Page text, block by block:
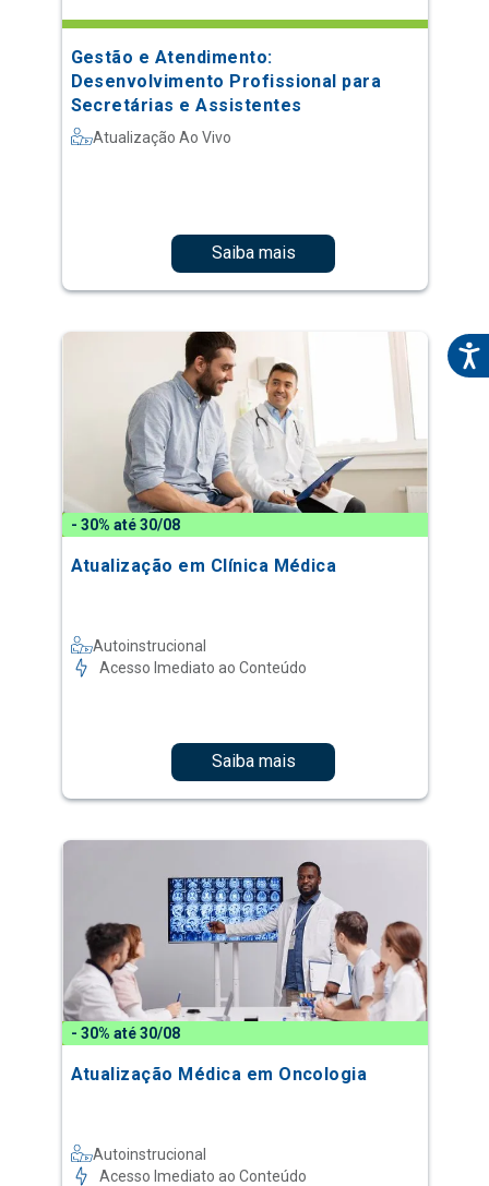
Gestão e Atendimento:
Desenvolvimento Profissional para
Secretárias e Assistentes
Atualização Ao Vivo
Saiba mais
- 30% até 30/08
Atualização em Clínica Médica
Autoinstrucional
Acesso Imediato ao Conteúdo
Saiba mais
- 30% até 30/08
Atualização Médica em Oncologia
Autoinstrucional
Acesso Imediato ao Conteúdo